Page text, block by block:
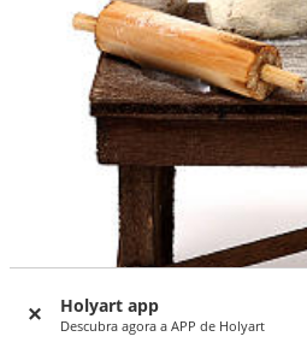
Holyart app
Descubra agora a APP de Holyart